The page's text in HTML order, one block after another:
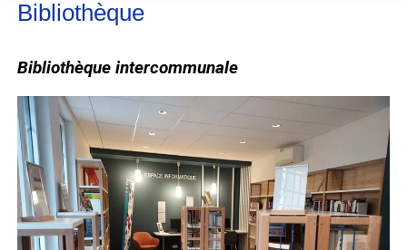
Bibliothèque
Bibliothèque intercommunale